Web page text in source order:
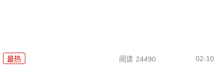
最热 阅读 24490 02-10